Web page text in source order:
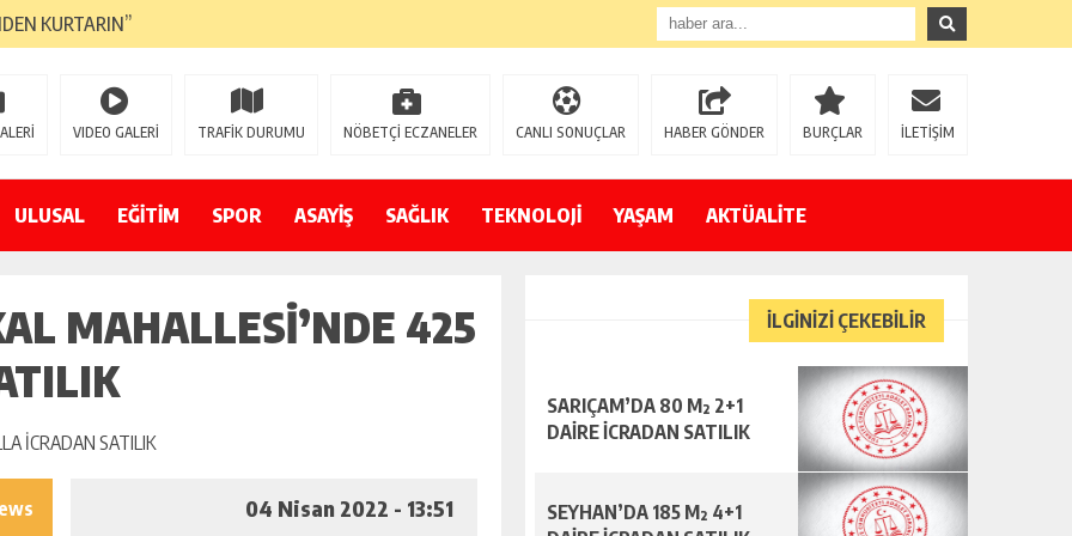
KURTARIN”
YENİ GÖZDESİ OLACAK”
KAMUOYUNA AÇIKLAYIN”
DURMAYA DAVET EDİYORUZ”
VIDEO GALERİ TRAFİK DURUMU NÖBETÇİ ECZANELER CANLI SONUÇLAR HABER GÖNDER BURÇLAR İLETİŞİM
ULUSAL EĞİTİM SPOR ASAYİŞ SAĞLIK TEKNOLOJİ YAŞAM AKTÜALİTE
MAHALLESİ’NDE 425
04 Nisan 2022 - 13:51
İLGİNİZİ ÇEKEBİLİR
SARIÇAM’DA 80 M² 2+1
DAİRE İCRADAN SATILIK
SEYHAN’DA 185 M² 4+1